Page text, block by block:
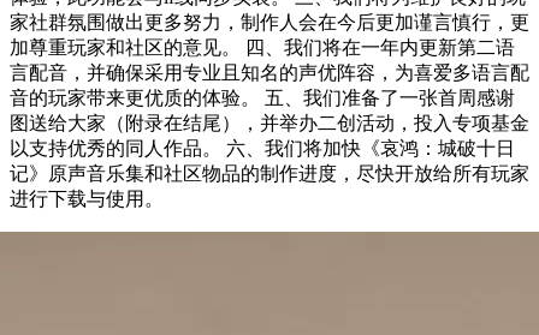
家社群氛围做出更多努力，制作人会在今后更加谨言慎行，更
加尊重玩家和社区的意见。 四、我们将在一年内更新第二语
言配音，并确保采用专业且知名的声优阵容，为喜爱多语言配
音的玩家带来更优质的体验。 五、我们准备了一张首周感谢
图送给大家（附录在结尾），并举办二创活动，投入专项基金
以支持优秀的同人作品。 六、我们将加快《哀鸿：城破十日
记》原声音乐集和社区物品的制作进度，尽快开放给所有玩家
进行下载与使用。